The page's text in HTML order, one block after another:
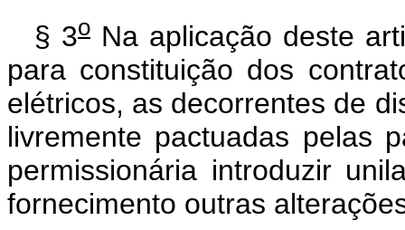
§ 3o Na aplicação deste
para constituição dos
elétricos, as decorrentes de
livremente pactuadas pelas
permissionária introduzir
fornecimento outras